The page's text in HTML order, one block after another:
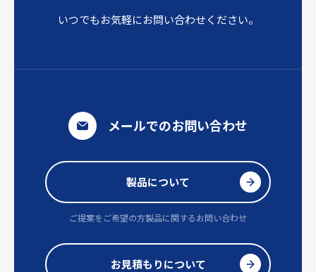
いつでもお気軽にお問い合わせください。
メールでのお問い合わせ
製品について
ご提案をご希望の方製品に関するお問い合わせ
お見積もりについて